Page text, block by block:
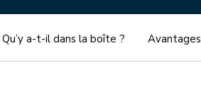
Qu’y a-t-il dans la boîte ? Avantages